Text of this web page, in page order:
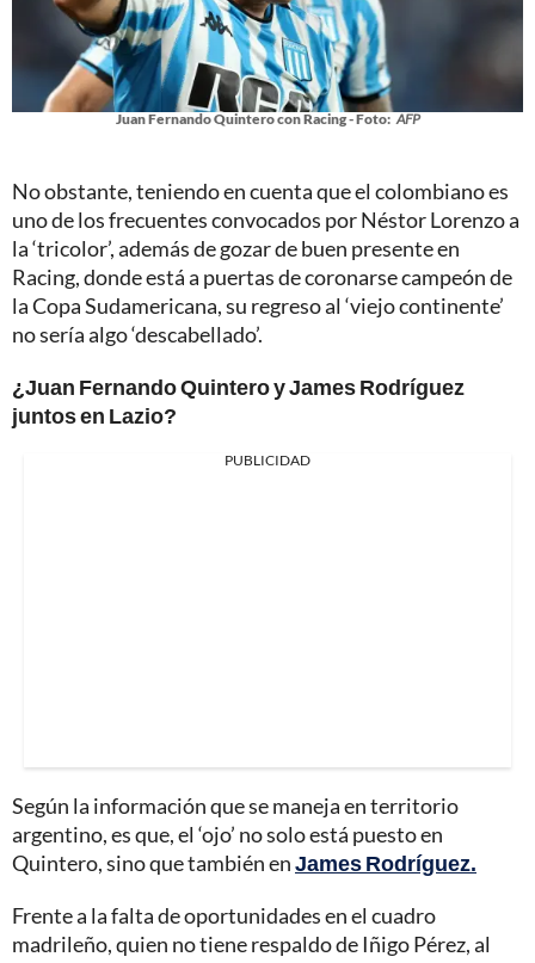
Juan Fernando Quintero con Racing - Foto: AFP
No obstante, teniendo en cuenta que el colombiano es
uno de los frecuentes convocados por Néstor Lorenzo a
la ‘tricolor’, además de gozar de buen presente en
Racing, donde está a puertas de coronarse campeón de
la Copa Sudamericana, su regreso al ‘viejo continente’
no sería algo ‘descabellado’.
¿Juan Fernando Quintero y James Rodríguez
juntos en Lazio?
PUBLICIDAD
Según la información que se maneja en territorio
argentino, es que, el ‘ojo’ no solo está puesto en
Quintero, sino que también enJames Rodríguez.
Frente a la falta de oportunidades en el cuadro
madrileño, quien no tiene respaldo de Iñigo Pérez, al